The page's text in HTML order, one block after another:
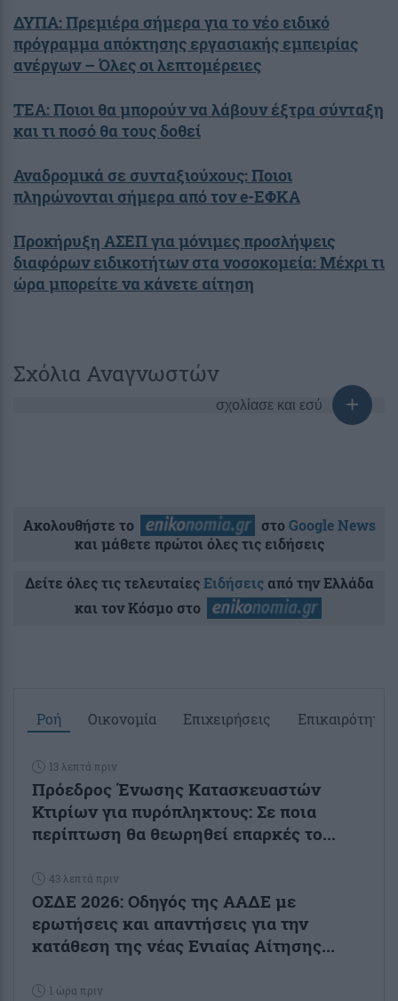
ΔΥΠΑ: Πρεμιέρα σήμερα για το νέο ειδικό
πρόγραμμα απόκτησης εργασιακής εμπειρίας
ανέργων – Όλες οι λεπτομέρειες
ΤΕΑ: Ποιοι θα μπορούν να λάβουν έξτρα σύνταξη
και τι ποσό θα τους δοθεί
Αναδρομικά σε συνταξιούχους: Ποιοι
πληρώνονται σήμερα από τον e-ΕΦΚΑ
Προκήρυξη ΑΣΕΠ για μόνιμες προσλήψεις
διαφόρων ειδικοτήτων στα νοσοκομεία: Μέχρι τι
ώρα μπορείτε να κάνετε αίτηση
Σχόλια Αναγνωστών
σχολίασε και εσύ
Ακολουθήστε το στοGoogle News
και μάθετε πρώτοι όλες τις ειδήσεις
Δείτε όλες τις τελευταίεςΕιδήσειςαπό την Ελλάδα
και τον Κόσμο στο
Ροή Οικονομία Επιχειρήσεις Επικαιρότητα
13 λεπτά πριν
Πρόεδρος Ένωσης Κατασκευαστών
Κτιρίων για πυρόπληκτους: Σε ποια
περίπτωση θα θεωρηθεί επαρκές το...
43 λεπτά πριν
ΟΣΔΕ 2026: Οδηγός της ΑΑΔΕ με
ερωτήσεις και απαντήσεις για την
κατάθεση της νέας Ενιαίας Αίτησης...
1 ώρα πριν